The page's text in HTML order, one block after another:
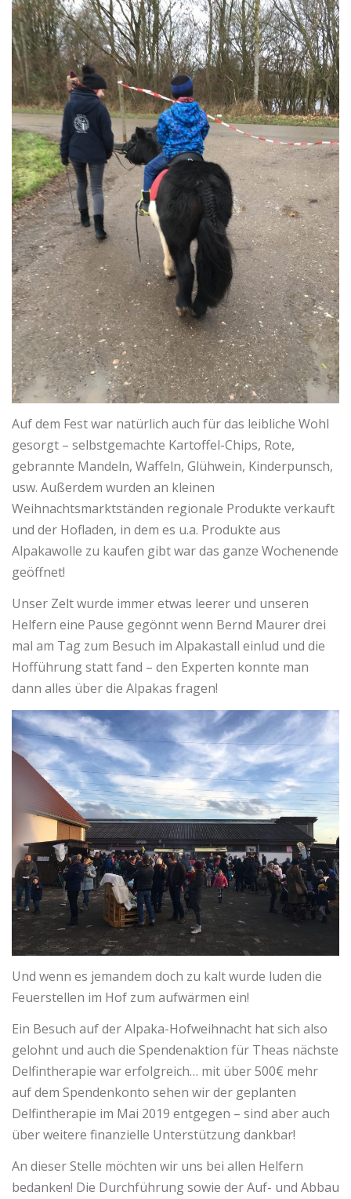
Auf dem Fest war natürlich auch für das leibliche Wohl
gesorgt – selbstgemachte Kartoffel-Chips, Rote,
gebrannte Mandeln, Waffeln, Glühwein, Kinderpunsch,
usw. Außerdem wurden an kleinen
Weihnachtsmarktständen regionale Produkte verkauft
und der Hofladen, in dem es u.a. Produkte aus
Alpakawolle zu kaufen gibt war das ganze Wochenende
geöffnet!
Unser Zelt wurde immer etwas leerer und unseren
Helfern eine Pause gegönnt wenn Bernd Maurer drei
mal am Tag zum Besuch im Alpakastall einlud und die
Hofführung statt fand – den Experten konnte man
dann alles über die Alpakas fragen!
Und wenn es jemandem doch zu kalt wurde luden die
Feuerstellen im Hof zum aufwärmen ein!
Ein Besuch auf der Alpaka-Hofweihnacht hat sich also
gelohnt und auch die Spendenaktion für Theas nächste
Delfintherapie war erfolgreich… mit über 500€ mehr
auf dem Spendenkonto sehen wir der geplanten
Delfintherapie im Mai 2019 entgegen – sind aber auch
über weitere finanzielle Unterstützung dankbar!
An dieser Stelle möchten wir uns bei allen Helfern
bedanken! Die Durchführung sowie der Auf- und Abbau